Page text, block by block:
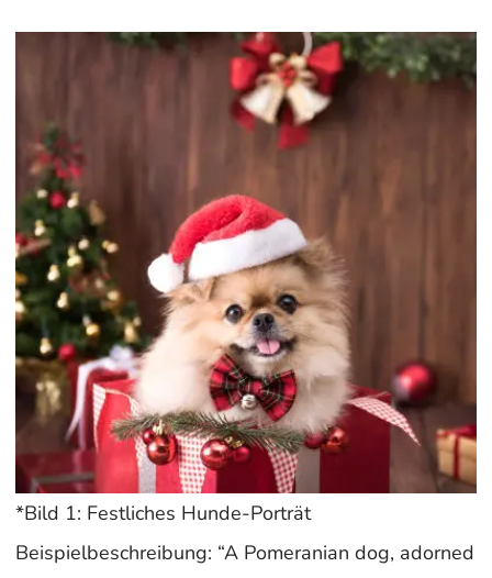
*Bild 1: Festliches Hunde-Porträt
Beispielbeschreibung: “A Pomeranian dog, adorned